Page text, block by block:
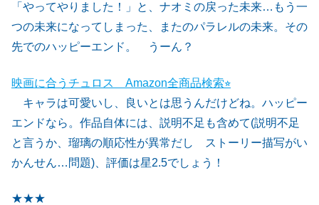
「やってやりました！」と、ナオミの戻った未来…もう一
つの未来になってしまった、またのパラレルの未来。その
先でのハッピーエンド。 うーん？
映画に合うチュロス Amazon全商品検索⭐︎
キャラは可愛いし、良いとは思うんだけどね。ハッピー
エンドなら。作品自体には、説明不足も含めて(説明不足
と言うか、瑠璃の順応性が異常だし ストーリー描写がい
かんせん…問題)、評価は星2.5でしょう！
★★★